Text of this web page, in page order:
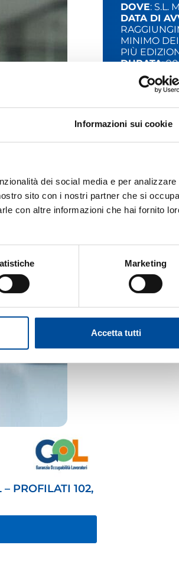
Informazioni sui cookie
dei social media e per analizzare
sito con i nostri partner che si
con altre informazioni che hai fornito
Marketing
Accetta tutti
PROFILATI 102,
DOVE: S.L.
DATA DI
MINIMO DEI
PIÙ
DURATA:
COSTO
A CHI È
PROFILATI
CON DID
SETTORE:
LINK